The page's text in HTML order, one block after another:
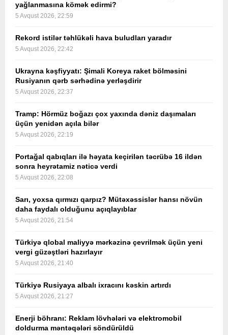
yağlanmasına kömək edirmi?
5 Avqust 2026, 22:59
Rekord istilər təhlükəli hava buludları yaradır
5 Avqust 2026, 22:42
Ukrayna kəşfiyyatı: Şimali Koreya raket bölməsini
Rusiyanın qərb sərhədinə yerləşdirir
5 Avqust 2026, 22:37
Tramp: Hörmüz boğazı çox yaxında dəniz daşımaları
üçün yenidən açıla bilər
5 Avqust 2026, 22:19
Portağal qabıqları ilə həyata keçirilən təcrübə 16 ildən
sonra heyrətamiz nəticə verdi
5 Avqust 2026, 22:08
Sarı, yoxsa qırmızı qarpız? Mütəxəssislər hansı növün
daha faydalı olduğunu açıqlayıblar
5 Avqust 2026, 21:54
Türkiyə qlobal maliyyə mərkəzinə çevrilmək üçün yeni
vergi güzəştləri hazırlayır
5 Avqust 2026, 21:40
Türkiyə Rusiyaya albalı ixracını kəskin artırdı
5 Avqust 2026, 21:27
Enerji böhranı: Reklam lövhələri və elektromobil
doldurma məntəqələri söndürüldü